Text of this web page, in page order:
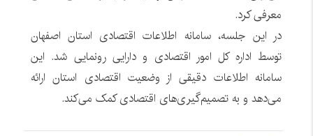
معرفی کرد.
در این جلسه، سامانه اطلاعات اقتصادی استان اصفهان
توسط اداره کل امور اقتصادی و دارایی رونمایی شد. این
سامانه اطلاعات دقیقی از وضعیت اقتصادی استان ارائه
می‌دهد و به تصمیم‌گیری‌های اقتصادی کمک می‌کند.